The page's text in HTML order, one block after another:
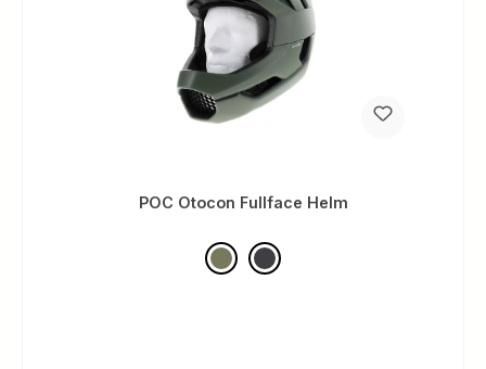
POC Otocon Fullface Helm